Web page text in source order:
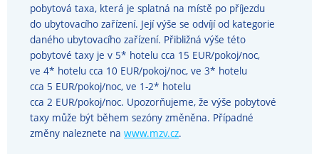
pobytová taxa, která je splatná na místě po příjezdu
do ubytovacího zařízení. Její výše se odvíjí od kategorie
daného ubytovacího zařízení. Přibližná výše této
pobytové taxy je v 5* hotelu cca 15 EUR/pokoj/noc,
ve 4* hotelu cca 10 EUR/pokoj/noc, ve 3* hotelu
cca 5 EUR/pokoj/noc, ve 1-2* hotelu
cca 2 EUR/pokoj/noc. Upozorňujeme, že výše pobytové
taxy může být během sezóny změněna. Případné
změny naleznete na www.mzv.cz.